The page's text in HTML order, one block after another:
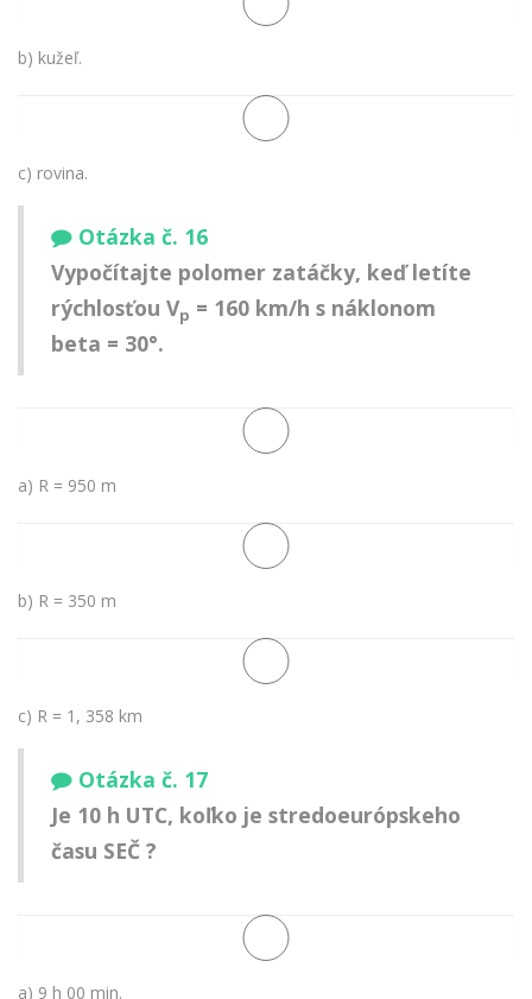
b) kužeľ.
c) rovina.
Otázka č. 16
Vypočítajte polomer zatáčky, keď letíte
rýchlosťou Vp = 160 km/h s náklonom
beta = 30°.
a) R = 950 m
b) R = 350 m
c) R = 1, 358 km
Otázka č. 17
Je 10 h UTC, koľko je stredoeurópskeho
času SEČ ?
a) 9 h 00 min.